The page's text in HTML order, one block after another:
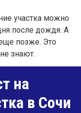
участка можно
после дождя. А
позже. Это
знают.
на
в Сочи